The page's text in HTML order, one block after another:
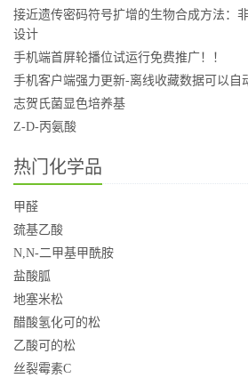
接近遗传密码符号扩增的生物合成方法：
设计
手机端首屏轮播位试运行免费推广！！
手机客户端强力更新-离线收藏数据可以自
志贺氏菌显色培养基
Z-D-丙氨酸
热门化学品
甲醛
巯基乙酸
N,N-二甲基甲酰胺
盐酸胍
地塞米松
醋酸氢化可的松
乙酸可的松
丝裂霉素C